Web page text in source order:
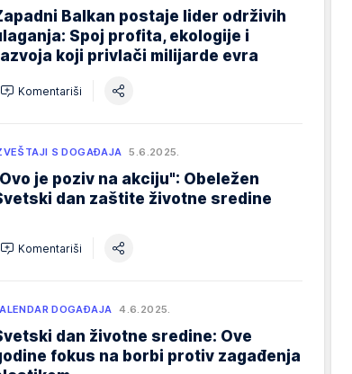
Balkan postaje lider održivih
Spoj profita, ekologije i
koji privlači milijarde evra
Komentariši
S DOGAĐAJA 5.6.2025.
je poziv na akciju": Obeležen
dan zaštite životne sredine
Komentariši
DOGAĐAJA 4.6.2025.
dan životne sredine: Ove
fokus na borbi protiv zagađenja